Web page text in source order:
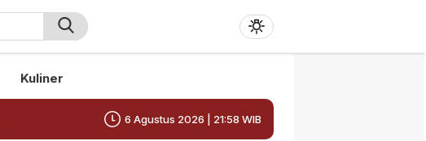
Kuliner
6 Agustus 2026 | 21:58 WIB